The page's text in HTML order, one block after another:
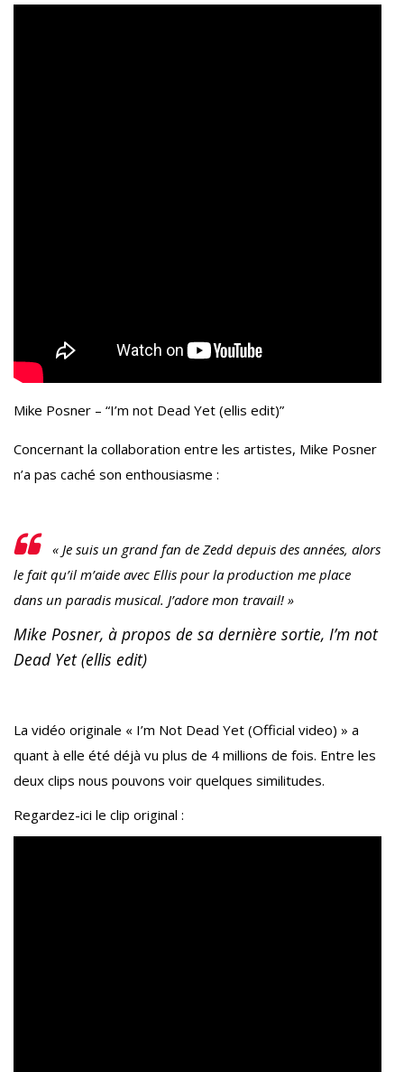
Mike Posner – “I’m not Dead Yet (ellis edit)”
Concernant la collaboration entre les artistes, Mike Posner
n’a pas caché son enthousiasme :
« Je suis un grand fan de Zedd depuis des années, alors
le fait qu’il m’aide avec Ellis pour la production me place
dans un paradis musical. J’adore mon travail! »
Mike Posner, à propos de sa dernière sortie, I’m not
Dead Yet (ellis edit)
La vidéo originale « I’m Not Dead Yet (Official video) » a
quant à elle été déjà vu plus de 4 millions de fois. Entre les
deux clips nous pouvons voir quelques similitudes.
Regardez-ici le clip original :